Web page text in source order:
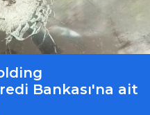
Bankası'na ait